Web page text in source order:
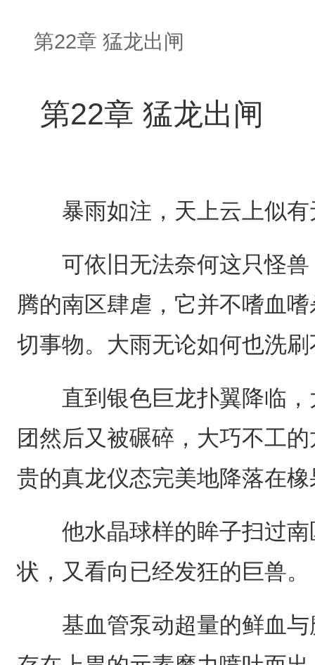
第22章 猛龙出闸
第22章 猛龙出闸
暴雨如注，天上云上似有
可依旧无法奈何这只怪兽
腾的南区肆虐，它并不嗜血
切事物。大雨无论如何也洗
直到银色巨龙扑翼降临，
团然后又被碾碎，大巧不工
贵的真龙仪态完美地降落在
他水晶球样的眸子扫过南
状，又看向已经发狂的巨兽。
基血管泵动超量的鲜血与